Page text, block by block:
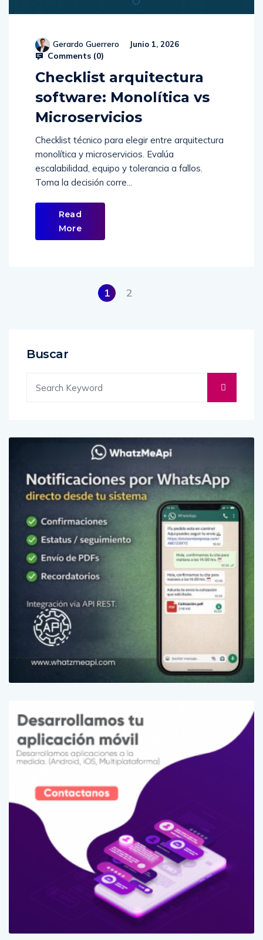
Gerardo Guerrero Junio 1, 2026
Comments (0)
Checklist arquitectura
software: Monolítica vs
Microservicios
Checklist técnico para elegir entre arquitectura
monolítica y microservicios. Evalúa
escalabilidad, equipo y tolerancia a fallos.
Toma la decisión corre...
Read
More
1 2
Buscar